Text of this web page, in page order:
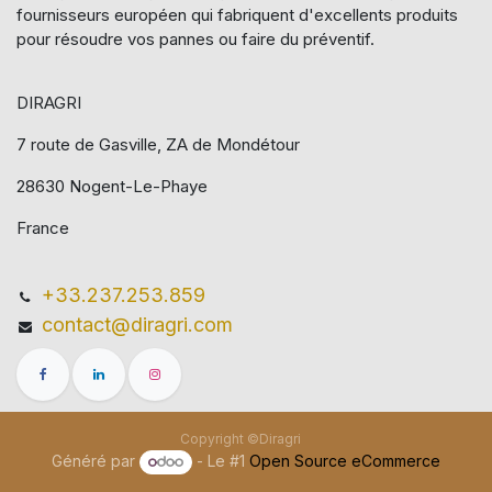
fournisseurs européen qui​ fabriquent d'excellents produits
pour résoudre vos pannes ou faire du préventif.
DIRAGRI
7 route de Gasville, ZA de Mondétour
28630 Nogent-Le-Phaye
France
+33.237.253.859
contact@diragri.com
Copyright ©Diragri
Généré par - Le #1Open Source eCommerce